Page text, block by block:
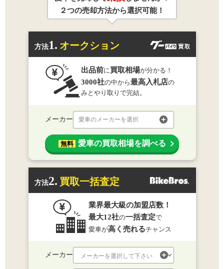
２つの売却方法から選択可能！
方法1. オークション
出品前に 買取相場が分かる！
3000社の中から最高入札店の
みとやり取りで完結。
メーカー 愛車のメーカーを選択
無料 愛車の買取相場を調べる
方法2. 買取一括査定
業界最大級の加盟店数！
最大12社の一括査定で
愛車が高く売れるチャンス
メーカー